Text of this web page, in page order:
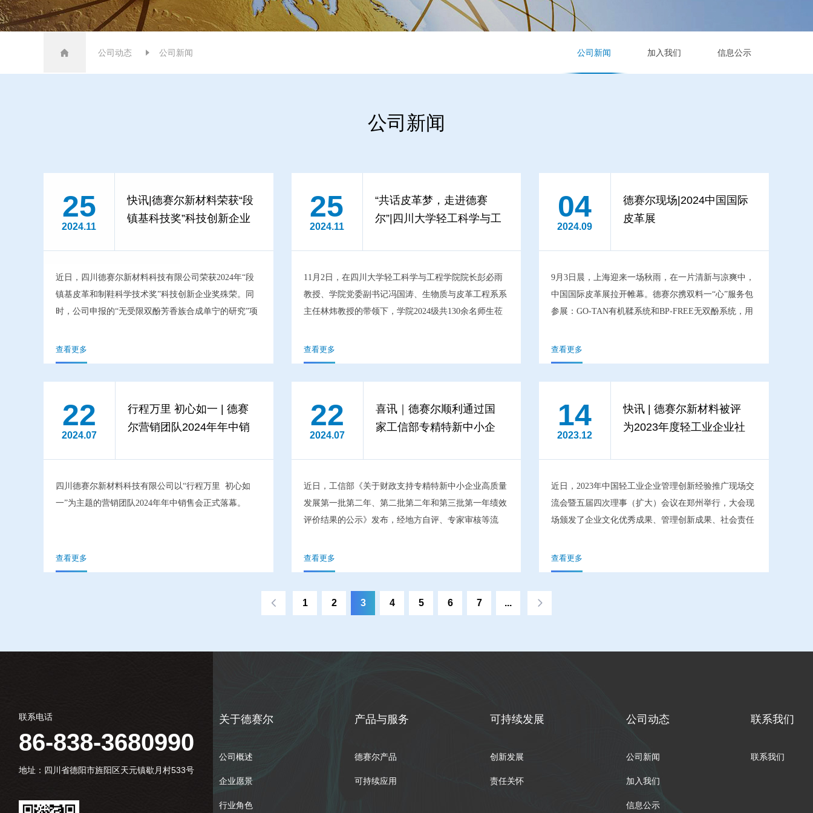
公司动态 公司新闻 公司新闻 加入我们 信息公示
公司新闻
25
2024.11
快讯|德赛尔新材料荣获“段
镇基科技奖”科技创新企业
近日，四川德赛尔新材料科技有限公司荣获2024年“段
镇基皮革和制鞋科学技术奖”科技创新企业奖殊荣。同
时，公司申报的“无受限双酚芳香族合成单宁的研究”项
查看更多
25
2024.11
“共话皮革梦，走进德赛
尔”|四川大学轻工科学与工
动
11月2日，在四川大学轻工科学与工程学院院长彭必雨
教授、学院党委副书记冯国涛、生物质与皮革工程系系
主任林炜教授的带领下，学院2024级共130余名师生莅
查看更多
04
2024.09
德赛尔现场|2024中国国际
皮革展
9月3日晨，上海迎来一场秋雨，在一片清新与凉爽中，
中国国际皮革展拉开帷幕。德赛尔携双料一“心”服务包
参展：GO-TAN有机鞣系统和BP-FREE无双酚系统，用
查看更多
22
2024.07
行程万里 初心如一 | 德赛
尔营销团队2024年年中销
四川德赛尔新材料科技有限公司以“行程万里  初心如
一”为主题的营销团队2024年年中销售会正式落幕。
查看更多
22
2024.07
喜讯｜德赛尔顺利通过国
家工信部专精特新中小企
上榜财政继续支持专精特
新“小巨人”企业名单
近日，工信部《关于财政支持专精特新中小企业高质量
发展第一批第二年、第二批第二年和第三批第一年绩效
评价结果的公示》发布，经地方自评、专家审核等流
全国共计1188家企业上榜，其中包括4家德阳企业：四
份有限公司、四川东方水利智能装备工程股份有限公
查看更多
14
2023.12
快讯 | 德赛尔新材料被评
为2023年度轻工业企业社
近日，2023年中国轻工业企业管理创新经验推广现场交
流会暨五届四次理事（扩大）会议在郑州举行，大会现
场颁发了企业文化优秀成果、管理创新成果、社会责任
为“企业社会责任AAAA级企业”，公司《绿动向未来》
荣获2023年度轻工业企业社会责任优秀案例，《以基层
查看更多
1 2 3 4 5 6 7 ...
联系电话
86-838-3680990
地址：四川省德阳市旌阳区天元镇歇月村533号
关于德赛尔
公司概述
企业愿景
行业角色
产品与服务
德赛尔产品
可持续应用
可持续发展
创新发展
责任关怀
公司动态
公司新闻
加入我们
信息公示
联系我们
联系我们